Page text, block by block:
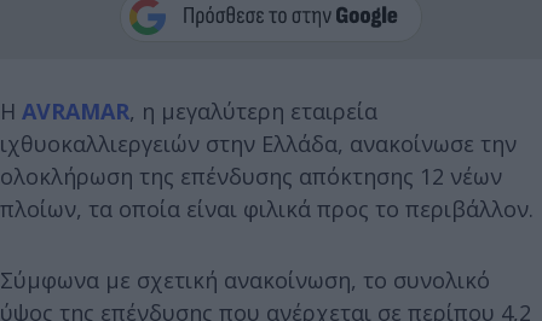
Η AVRAMAR, η μεγαλύτερη εταιρεία
ιχθυοκαλλιεργειών στην Ελλάδα, ανακοίνωσε την
ολοκλήρωση της επένδυσης απόκτησης 12 νέων
πλοίων, τα οποία είναι φιλικά προς το περιβάλλον.
Σύμφωνα με σχετική ανακοίνωση, το συνολικό
ύψος της επένδυσης που ανέρχεται σε περίπου 4,2